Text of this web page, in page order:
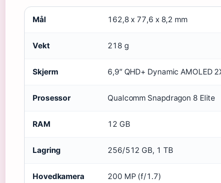
Mål 162,8 x 77,6 x 8,2 mm
Vekt 218 g
Skjerm 6,9″ QHD+ Dynamic AMOLED
Prosessor Qualcomm Snapdragon 8 Elite
RAM 12 GB
Lagring 256/512 GB, 1 TB
Hovedkamera 200 MP (f/1.7)